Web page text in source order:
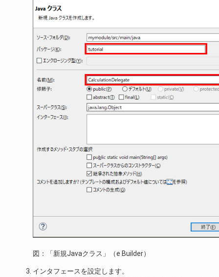
図：「新規Javaクラス」（e Builder）
インタフェースを設定します。